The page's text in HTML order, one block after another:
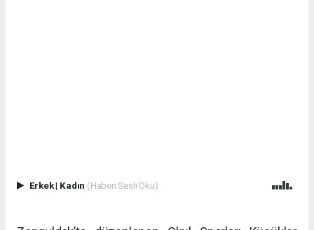
Erkek| Kadın (Haberi Sesli Oku)